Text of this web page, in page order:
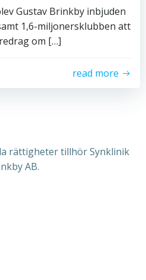
Gustav Brinkby inbjuden
1,6-miljonersklubben att
om […]
read more
rättigheter tillhör Synklinik
AB.